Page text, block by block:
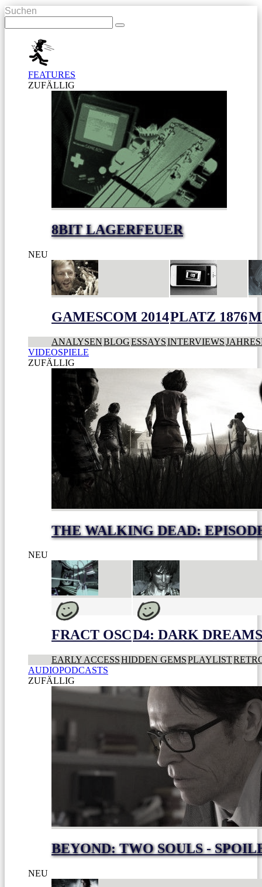
Suchen
FEATURES
ZUFÄLLIG
8BIT LAGERFEUER
NEU
GAMESCOM 2014PLATZ 1876
ANALYSENBLOGESSAYSINTERVIEWS
VIDEOSPIELE
ZUFÄLLIG
THE WALKING DEAD:
NEU
FRACT OSCD4: DARK
EARLY ACCESSHIDDEN GEMSPLAYLIST
AUDIOPODCASTS
ZUFÄLLIG
BEYOND: TWO SOULS -
NEU